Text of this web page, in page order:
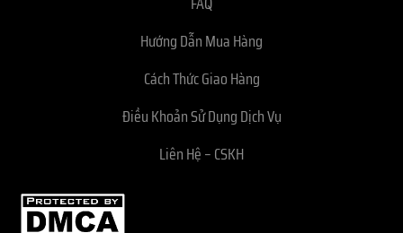
Hướng Dẫn Mua Hàng
Cách Thức Giao Hàng
Điều Khoản Sử Dụng Dịch Vụ
Liên Hệ – CSKH